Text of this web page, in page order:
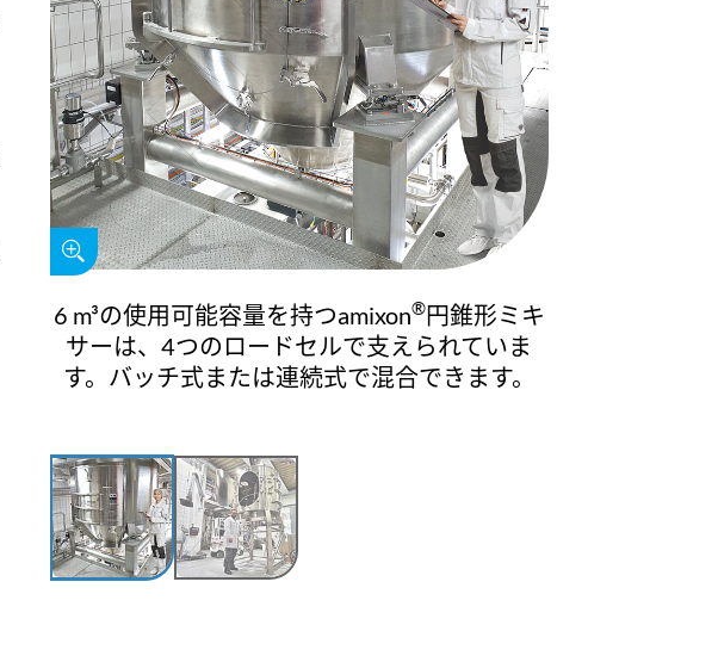
6 m³の使用可能容量を持つamixon®円錐形ミキ
サーは、4つのロードセルで支えられていま
す。バッチ式または連続式で混合できます。